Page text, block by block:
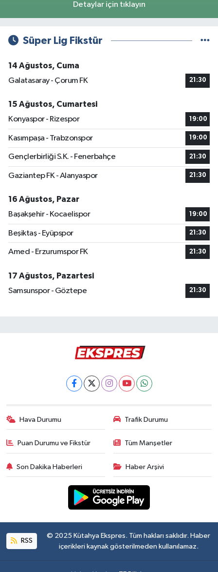
Detaylar için tıklayın
Süper Lig Fikstür
14 Ağustos, Cuma
Galatasaray - Çorum FK
21:30
15 Ağustos, Cumartesi
Konyaspor - Rizespor
19:00
Kasımpaşa - Trabzonspor 19:00
Gençlerbirliği S.K. - Fenerbahçe 21:30
Gaziantep FK - Alanyaspor 21:30
16 Ağustos, Pazar
Başakşehir - Kocaelispor
19:00
Beşiktaş - Eyüpspor 21:30
Amed - Erzurumspor FK 21:30
17 Ağustos, Pazartesi
Samsunspor - Göztepe
21:30
Hava Durumu Trafik Durumu
Puan Durumu ve Fikstür Tüm Manşetler
Son Dakika Haberleri Haber Arşivi
RSS
© 2025 Kütahya Ekspres. Tüm hakları saklıdır. Haber
içerikleri kaynak gösterilmeden kullanılamaz.